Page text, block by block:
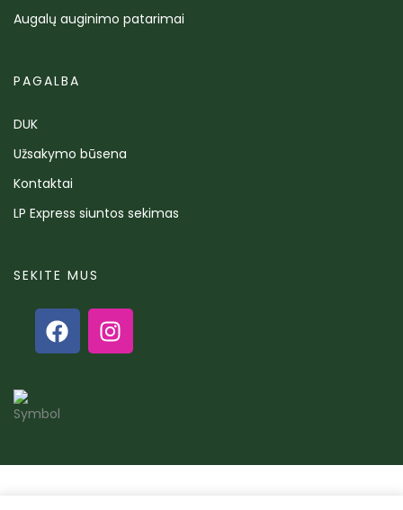
Augalų auginimo patarimai
PAGALBA
DUK
Užsakymo būsena
Kontaktai
LP Express siuntos sekimas
SEKITE MUS